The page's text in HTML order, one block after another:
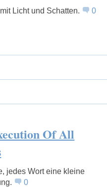
Licht und Schatten. 0
Of All
jedes Wort eine kleine
0